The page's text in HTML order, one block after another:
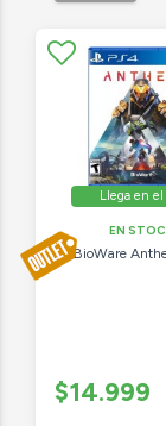
Llega en el
EN
BioWare
$14.999